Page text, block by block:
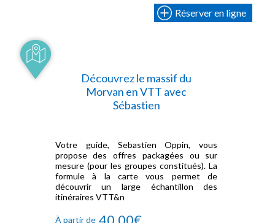
Réserver en ligne
Découvrez le massif du
Morvan en VTT avec
Sébastien
Votre guide, Sebastien Oppin, vous
propose des offres packagées ou sur
mesure (pour les groupes constitués). La
formule à la carte vous permet de
découvrir un large échantillon des
itinéraires VTT&n
À partir de 40.00€